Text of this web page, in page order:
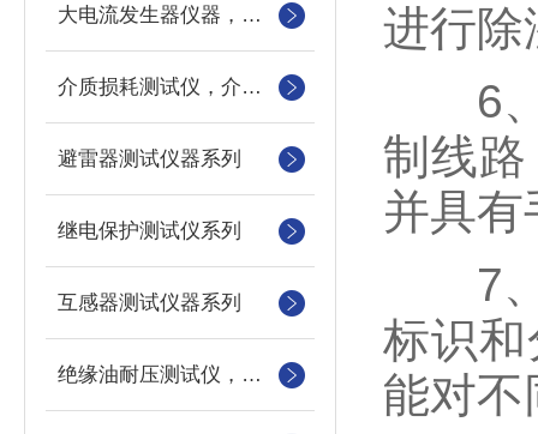
大电流发生器仪器，三相电流发生器，长时间大电流发生器
介质损耗测试仪，介损测试仪
避雷器测试仪器系列
继电保护测试仪系列
互感器测试仪器系列
绝缘油耐压测试仪，绝缘油介电强度测试仪，油杯
进行除
6、
制线
并具
7、
标识
能对不